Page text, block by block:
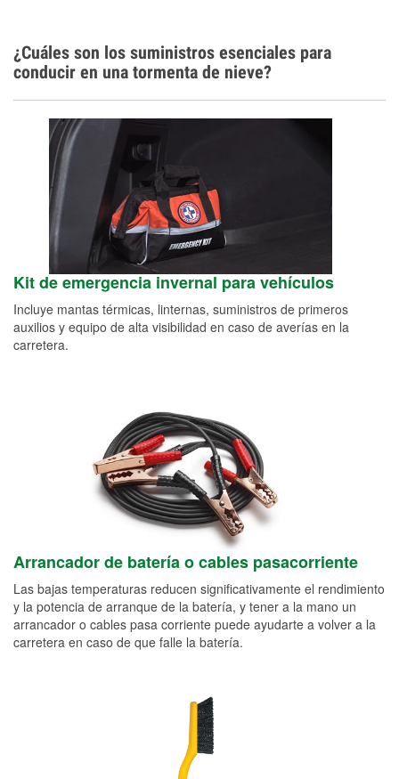
¿Cuáles son los suministros esenciales para
conducir en una tormenta de nieve?
Kit de emergencia invernal para vehículos
Incluye mantas térmicas, linternas, suministros de primeros
auxilios y equipo de alta visibilidad en caso de averías en la
carretera.
Arrancador de batería o cables pasacorriente
Las bajas temperaturas reducen significativamente el rendimiento
y la potencia de arranque de la batería, y tener a la mano un
arrancador o cables pasa corriente puede ayudarte a volver a la
carretera en caso de que falle la batería.